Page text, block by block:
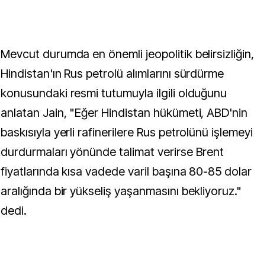
Mevcut durumda en önemli jeopolitik belirsizliğin,
Hindistan'ın Rus petrolü alımlarını sürdürme
konusundaki resmi tutumuyla ilgili olduğunu
anlatan Jain, "Eğer Hindistan hükümeti, ABD'nin
baskısıyla yerli rafinerilere Rus petrolünü işlemeyi
durdurmaları yönünde talimat verirse Brent
fiyatlarında kısa vadede varil başına 80-85 dolar
aralığında bir yükseliş yaşanmasını bekliyoruz."
dedi.